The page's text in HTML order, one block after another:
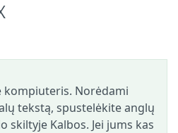
kompiuteris. Norėdami
tekstą, spustelėkite anglų
skiltyje Kalbos. Jei jums kas